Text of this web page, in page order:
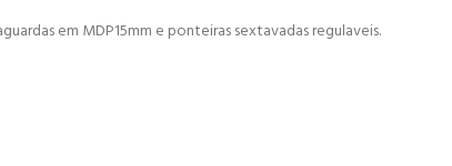
em MDP15mm e ponteiras sextavadas regulaveis.